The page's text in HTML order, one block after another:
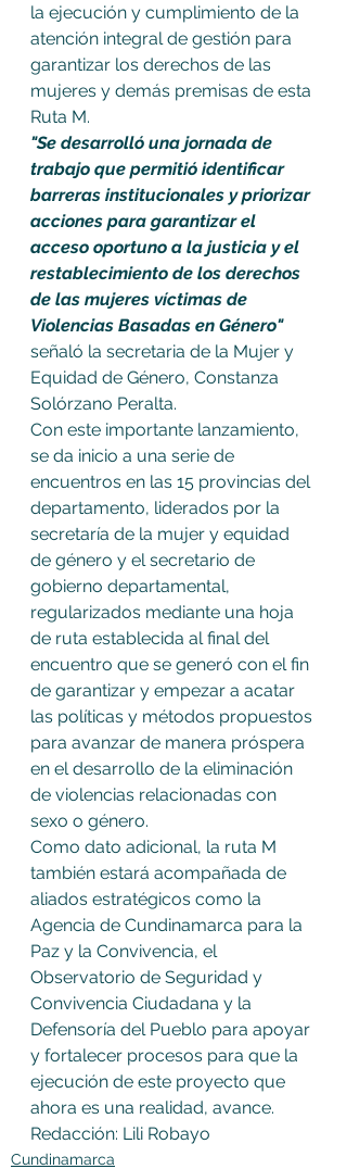
la ejecución y cumplimiento de la
atención integral de gestión para
garantizar los derechos de las
mujeres y demás premisas de esta
Ruta M.
"Se desarrolló una jornada de
trabajo que permitió identificar
barreras institucionales y priorizar
acciones para garantizar el
acceso oportuno a la justicia y el
restablecimiento de los derechos
de las mujeres víctimas de
Violencias Basadas en Género"
señaló la secretaria de la Mujer y
Equidad de Género, Constanza
Solórzano Peralta.
Con este importante lanzamiento,
se da inicio a una serie de
encuentros en las 15 provincias del
departamento, liderados por la
secretaría de la mujer y equidad
de género y el secretario de
gobierno departamental,
regularizados mediante una hoja
de ruta establecida al final del
encuentro que se generó con el fin
de garantizar y empezar a acatar
las políticas y métodos propuestos
para avanzar de manera próspera
en el desarrollo de la eliminación
de violencias relacionadas con
sexo o género.
Como dato adicional, la ruta M
también estará acompañada de
aliados estratégicos como la
Agencia de Cundinamarca para la
Paz y la Convivencia, el
Observatorio de Seguridad y
Convivencia Ciudadana y la
Defensoría del Pueblo para apoyar
y fortalecer procesos para que la
ejecución de este proyecto que
ahora es una realidad, avance.
Redacción: Lili Robayo
Cundinamarca